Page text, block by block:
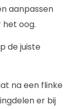
aanpassen
oog.
de juiste
na een flinke
er bij